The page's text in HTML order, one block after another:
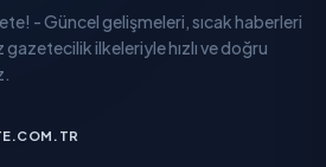
- Güncel gelişmeleri, sıcak haberleri
gazetecilik ilkeleriyle hızlı ve doğru